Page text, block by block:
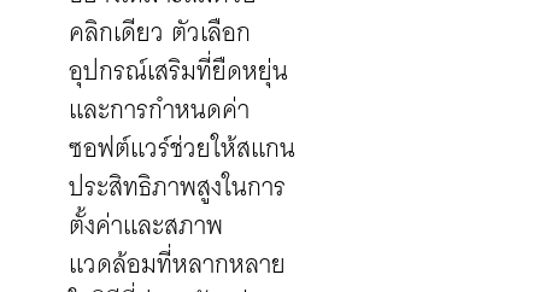
คลิกเดียว ตัวเลือก
อุปกรณ์เสริมที่ยืดหยุ่น
และการกำหนดค่า
ซอฟต์แวร์ช่วยให้สแกน
ประสิทธิภาพสูงในการ
ตั้งค่าและสภาพ
แวดล้อมที่หลากหลาย